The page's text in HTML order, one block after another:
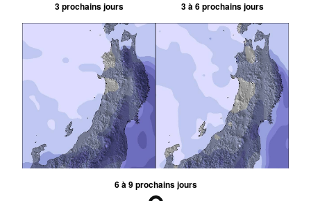
3 prochains jours 3 à 6 prochains jours
6 à 9 prochains jours